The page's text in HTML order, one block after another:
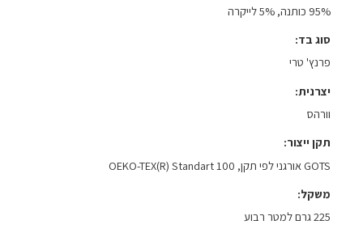
95% כותנה, 5% לייקרה
סוג בד
פרנץ' טרי
יצרנית
וורהס
תקן ייצור
GOTS אורגני לפי תקן, OEKO-TEX(R) Standart 100
משקל
225 גרם למטר רבוע